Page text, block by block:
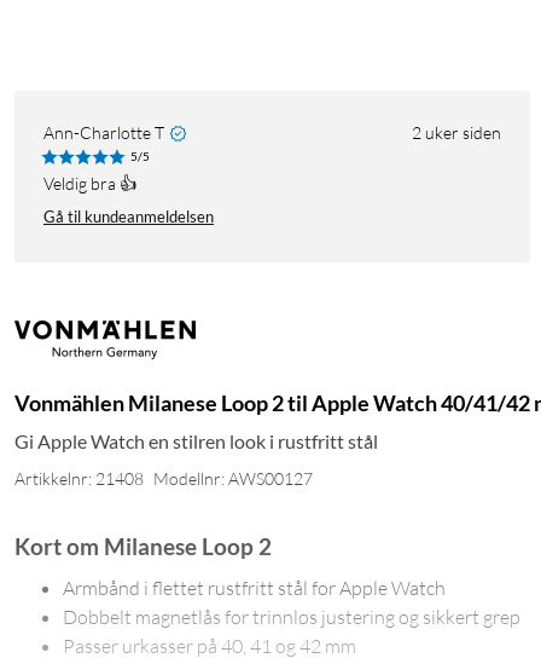
Ann-Charlotte T 2 uker siden
5/5
Veldig bra 👍
Gå til kundeanmeldelsen
Vonmählen Milanese Loop 2 til Apple Watch 40/41/42
Gi Apple Watch en stilren look i rustfritt stål
Artikkelnr: 21408 Modellnr: AWS00127
Kort om Milanese Loop 2
Armbånd i flettet rustfritt stål for Apple Watch
Dobbelt magnetlås for trinnløs justering og sikkert grep
Passer urkasser på 40, 41 og 42 mm